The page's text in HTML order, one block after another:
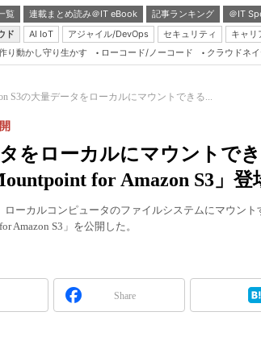
覧 連載まとめ読み＠IT eBook 記事ランキング ＠IT
ド
AI IoT アジャイル/DevOps セキュリティ キャリ
り動かし守り生かす ローコード/ノーコード クラウドネ
S3の大量データをローカルにマウントできる...
をローカルにマウントで
for Amazon S3」登
ローカルコンピュータのファイルシステムにマウント
Amazon S3」を公開した。
Share